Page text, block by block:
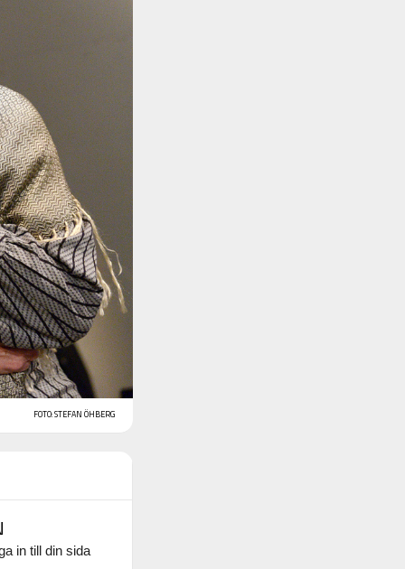
FOTO: STEFAN ÖHBERG
in till din sida